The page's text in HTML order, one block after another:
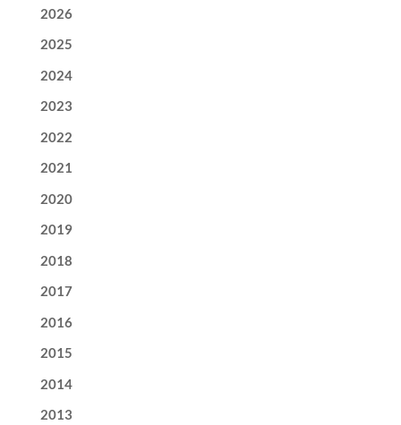
2026
2025
2024
2023
2022
2021
2020
2019
2018
2017
2016
2015
2014
2013